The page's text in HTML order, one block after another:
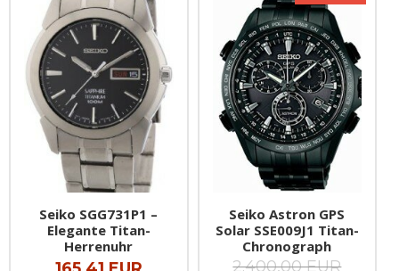
Seiko SGG731P1 –
Elegante Titan-
Herrenuhr
Seiko Astron GPS
Solar SSE009J1 Titan-
Chronograph
2.400,00 EUR